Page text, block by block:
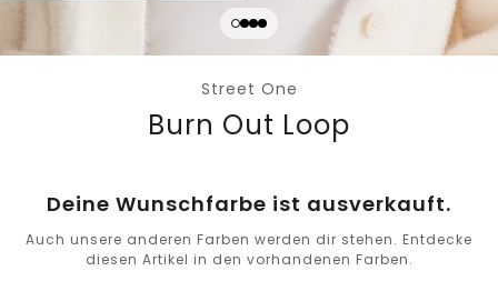
Street One
Burn Out Loop
Deine Wunschfarbe ist ausverkauft.
Auch unsere anderen Farben werden dir stehen. Entdecke
diesen Artikel in den vorhandenen Farben.